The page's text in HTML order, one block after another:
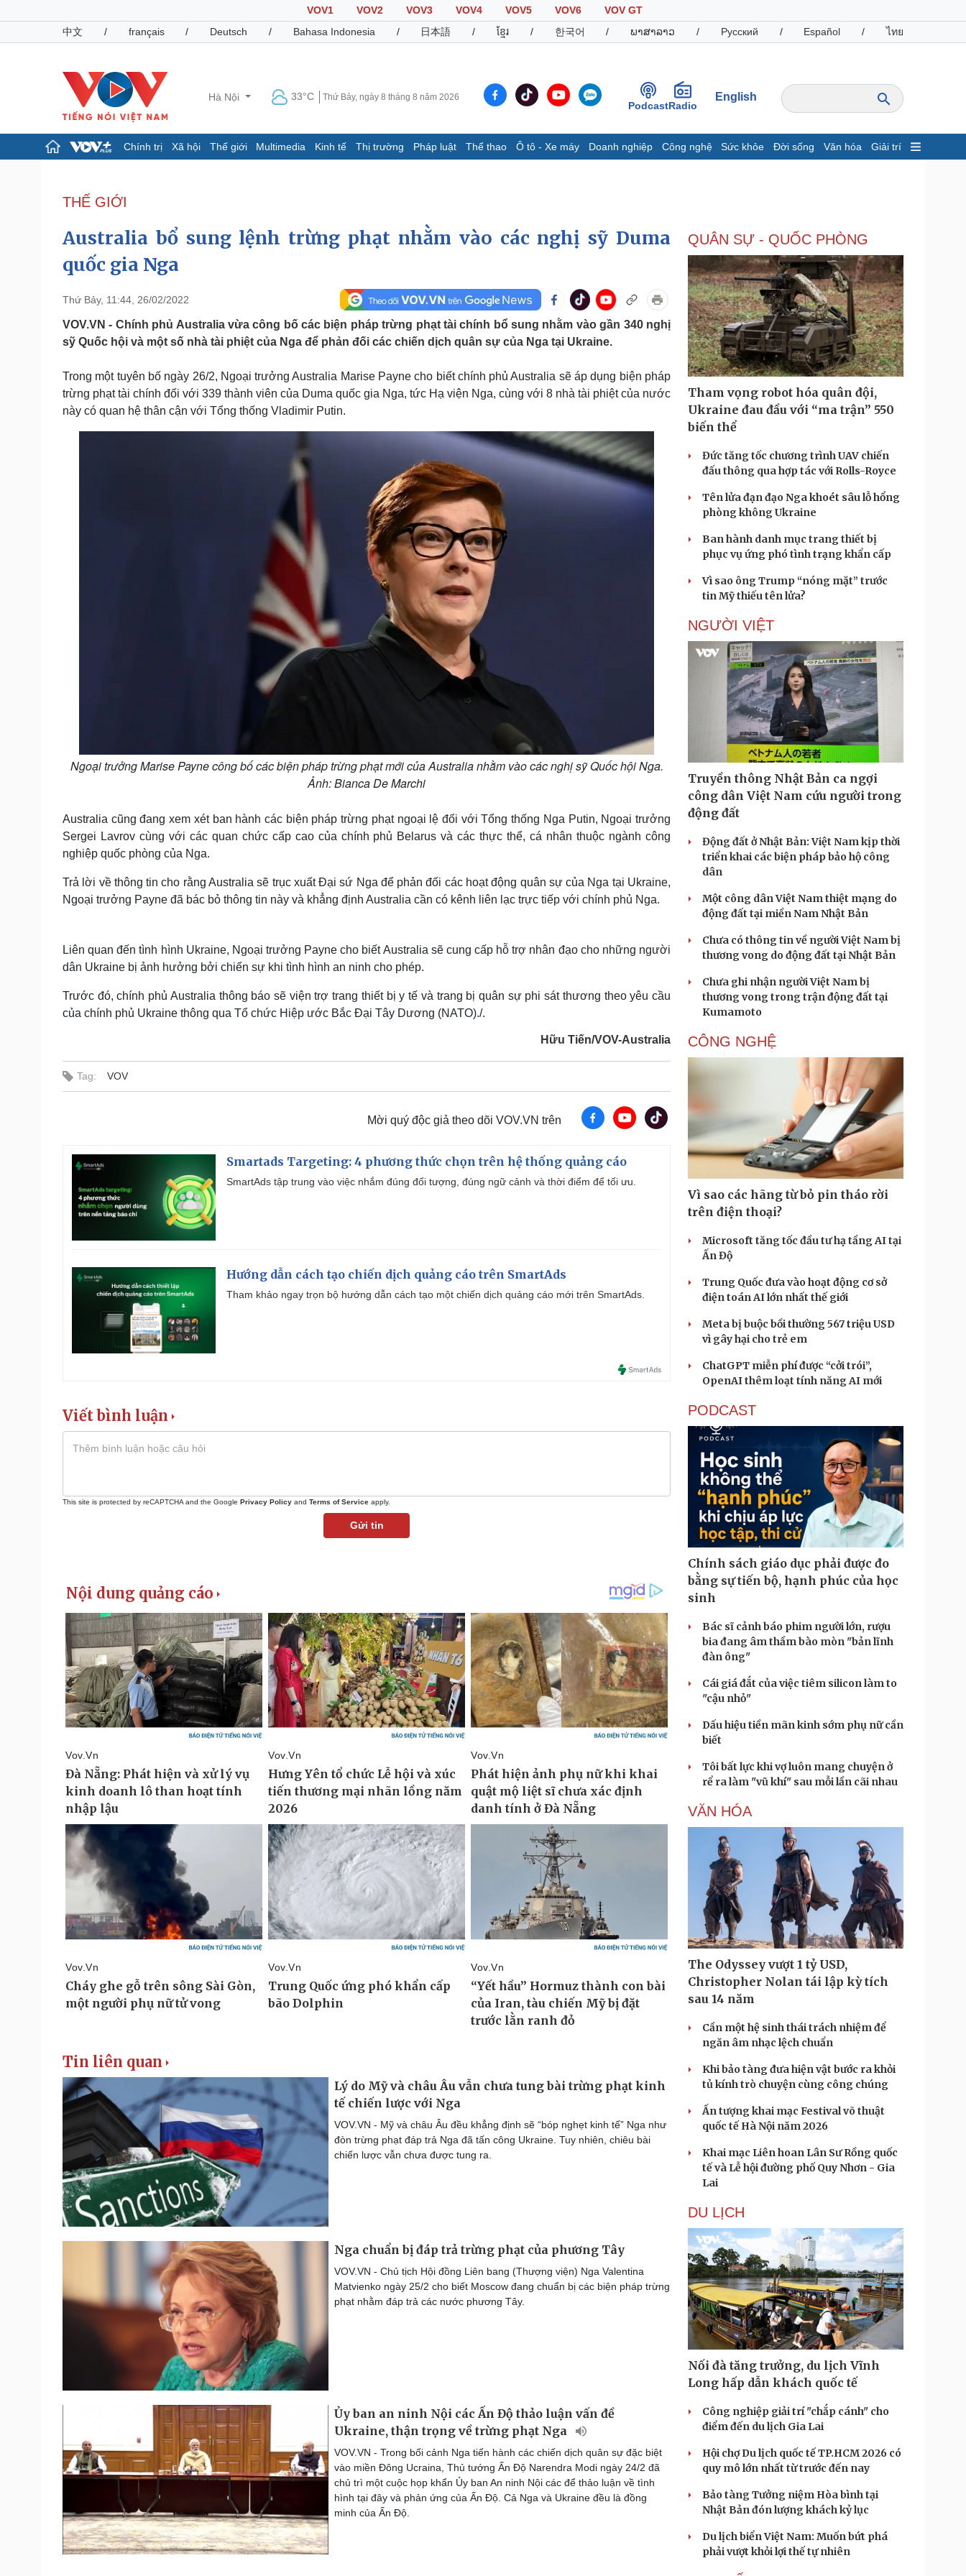
VOV1 VOV2 VOV3 VOV4 VOV5 VOV6
VOV GT
中文
/ français / Deutsch / Bahasa Indonesia / 日本語 / ខ្មែរ / 한국어 / ພາສາລາວ / Русский / Español / ไทย
Hà Nội 33°C Thứ Bảy, ngày 8 tháng 8 năm 2026
PodcastRadio
English
Chính trị Xã hội Thế giới Multimedia Kinh tế Thị trường Pháp luật Thể thao Ô tô - Xe máy Doanh nghiệp Công nghệ Sức khỏe Đời sống Văn hóa Giải trí
Đảng
Tổ chức nhân sự
Nhận diện sự thật
Dấu ấn VOV
Infographic
Chứng khoán
Giá cà phê
Pháp luật
Tin nóng
Tư vấn luật
Việt Nam
Phân tích
Thể thao
Lịch thi đấu bóng đá
Thế giới thể thao
Hậu trường
Ô tô - Xe máy
Xe máy
Tư vấn
Doanh nghiệp
Thông tin doanh nghiệp
Doanh nghiệp 24h
Doanh nhân
Vì cộng đồng
Công nghệ
Sành điệu
Tin Công nghệ
Trải nghiệm
Chuyển đổi số
Sức khỏe
Dinh dưỡng - món ngon
Cây thuốc
Đời sống
Nhà đẹp
Blog
Văn hóa
Văn học
Giải trí
Thời trang
Sao Việt
Du lịch
Săn Tour
Podcast
Câu chuyện thời sự
Cửa sổ tình yêu
Kể chuyện cho bé
Hạt giống tâm hồn
THẾ GIỚI
Australia bổ sung lệnh trừng phạt nhằm vào các nghị sỹ Duma
quốc gia Nga
Thứ Bảy, 11:44, 26/02/2022
VOV.VN - Chính phủ Australia vừa công bố các biện pháp trừng phạt tài chính bổ sung nhằm vào gần 340 nghị
sỹ Quốc hội và một số nhà tài phiệt của Nga để phản đối các chiến dịch quân sự của Nga tại Ukraine.
Trong một tuyên bố ngày 26/2, Ngoại trưởng Australia Marise Payne cho biết chính phủ Australia sẽ áp dụng biện pháp
trừng phạt tài chính đối với 339 thành viên của Duma quốc gia Nga, tức Hạ viện Nga, cùng với 8 nhà tài phiệt của nước
này có quan hệ thân cận với Tổng thống Vladimir Putin.
Ngoại trưởng Marise Payne công bố các biện pháp trừng phạt mới của Australia nhằm vào các nghị sỹ Quốc hội Nga.
Ảnh: Bianca De Marchi
Australia cũng đang xem xét ban hành các biện pháp trừng phạt ngoại lệ đối với Tổng thống Nga Putin, Ngoại trưởng
Sergei Lavrov cùng với các quan chức cấp cao của chính phủ Belarus và các thực thể, cá nhân thuộc ngành công
nghiệp quốc phòng của Nga.
Trả lời về thông tin cho rằng Australia sẽ trục xuất Đại sứ Nga để phản đối các hoạt động quân sự của Nga tại Ukraine,
Ngoại trưởng Payne đã bác bỏ thông tin này và khẳng định Australia cần có kênh liên lạc trực tiếp với chính phủ Nga.
Liên quan đến tình hình Ukraine, Ngoại trưởng Payne cho biết Australia sẽ cung cấp hỗ trợ nhân đạo cho những người
dân Ukraine bị ảnh hưởng bởi chiến sự khi tình hình an ninh cho phép.
Trước đó, chính phủ Australia thông báo sẽ viện trợ trang thiết bị y tế và trang bị quân sự phi sát thương theo yêu cầu
của chính phủ Ukraine thông qua Tổ chức Hiệp ước Bắc Đại Tây Dương (NATO)./.
Hữu Tiến/VOV-Australia
Tag: VOV
Mời quý độc giả theo dõi VOV.VN trên
Smartads Targeting: 4 phương thức chọn trên hệ thống quảng cáo
SmartAds tập trung vào việc nhắm đúng đối tượng, đúng ngữ cảnh và thời điểm để tối ưu.
Hướng dẫn cách tạo chiến dịch quảng cáo trên SmartAds
Tham khảo ngay trọn bộ hướng dẫn cách tạo một chiến dịch quảng cáo mới trên SmartAds.
Viết bình luận
This site is protected by reCAPTCHA and the Google Privacy Policy and Terms of Service apply.
Gửi tin
Tin liên quan
Lý do Mỹ và châu Âu vẫn chưa tung bài trừng phạt kinh
tế chiến lược với Nga
VOV.VN - Mỹ và châu Âu đều khẳng định sẽ “bóp nghẹt kinh tế” Nga như
đòn trừng phạt đáp trả Nga đã tấn công Ukraine. Tuy nhiên, chiêu bài
chiến lược vẫn chưa được tung ra.
Nga chuẩn bị đáp trả trừng phạt của phương Tây
VOV.VN - Chủ tịch Hội đồng Liên bang (Thượng viện) Nga Valentina
Matvienko ngày 25/2 cho biết Moscow đang chuẩn bị các biện pháp trừng
phạt nhằm đáp trả các nước phương Tây.
Ủy ban an ninh Nội các Ấn Độ thảo luận vấn đề
Ukraine, thận trọng về trừng phạt Nga
VOV.VN - Trong bối cảnh Nga tiến hành các chiến dịch quân sự đặc biệt
vào miền Đông Ucraina, Thủ tướng Ấn Độ Narendra Modi ngày 24/2 đã
chủ trì một cuộc họp khẩn Ủy ban An ninh Nội các để thảo luận về tình
hình tại đây và phản ứng của Ấn Độ. Cả Nga và Ukraine đều là đồng
minh của Ấn Độ.
QUÂN SỰ - QUỐC PHÒNG
Tham vọng robot hóa quân đội,
Ukraine đau đầu với “ma trận” 550
biến thể
Đức tăng tốc chương trình UAV chiến
đấu thông qua hợp tác với Rolls-Royce
Tên lửa đạn đạo Nga khoét sâu lỗ hổng
phòng không Ukraine
Ban hành danh mục trang thiết bị
phục vụ ứng phó tình trạng khẩn cấp
Vì sao ông Trump “nóng mặt” trước
tin Mỹ thiếu tên lửa?
NGƯỜI VIỆT
Truyền thông Nhật Bản ca ngợi
công dân Việt Nam cứu người trong
động đất
Động đất ở Nhật Bản: Việt Nam kịp thời
triển khai các biện pháp bảo hộ công
dân
Một công dân Việt Nam thiệt mạng do
động đất tại miền Nam Nhật Bản
Chưa có thông tin về người Việt Nam bị
thương vong do động đất tại Nhật Bản
Chưa ghi nhận người Việt Nam bị
thương vong trong trận động đất tại
Kumamoto
CÔNG NGHỆ
Vì sao các hãng từ bỏ pin tháo rời
trên điện thoại?
Microsoft tăng tốc đầu tư hạ tầng AI tại
Ấn Độ
Trung Quốc đưa vào hoạt động cơ sở
điện toán AI lớn nhất thế giới
Meta bị buộc bồi thường 567 triệu USD
vì gây hại cho trẻ em
ChatGPT miễn phí được “cởi trói”,
OpenAI thêm loạt tính năng AI mới
PODCAST
Chính sách giáo dục phải được đo
bằng sự tiến bộ, hạnh phúc của học
sinh
Bác sĩ cảnh báo phim người lớn, rượu
bia đang âm thầm bào mòn "bản lĩnh
đàn ông"
Cái giá đắt của việc tiêm silicon làm to
"cậu nhỏ"
Dấu hiệu tiền mãn kinh sớm phụ nữ cần
biết
Tôi bất lực khi vợ luôn mang chuyện ở
rể ra làm "vũ khí" sau mỗi lần cãi nhau
VĂN HÓA
The Odyssey vượt 1 tỷ USD,
Christopher Nolan tái lập kỳ tích
sau 14 năm
Cần một hệ sinh thái trách nhiệm để
ngăn âm nhạc lệch chuẩn
Khi bảo tàng đưa hiện vật bước ra khỏi
tủ kính trò chuyện cùng công chúng
Ấn tượng khai mạc Festival võ thuật
quốc tế Hà Nội năm 2026
Khai mạc Liên hoan Lân Sư Rồng quốc
tế và Lễ hội đường phố Quy Nhơn - Gia
Lai
DU LỊCH
Nối đà tăng trưởng, du lịch Vĩnh
Long hấp dẫn khách quốc tế
Công nghiệp giải trí "chắp cánh" cho
điểm đến du lịch Gia Lai
Hội chợ Du lịch quốc tế TP.HCM 2026 có
quy mô lớn nhất từ trước đến nay
Bảo tàng Tưởng niệm Hòa bình tại
Nhật Bản đón lượng khách kỷ lục
Du lịch biển Việt Nam: Muốn bứt phá
phải vượt khỏi lợi thế tự nhiên